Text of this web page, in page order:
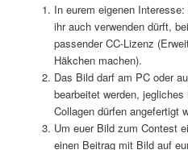
In eurem eigenen
ihr auch verwenden dürft,
passender CC-Lizenz
Häkchen machen).
Das Bild darf am PC oder
bearbeitet werden,
Collagen dürfen angefertigt
Um euer Bild zum Contest
einen Beitrag mit Bild auf